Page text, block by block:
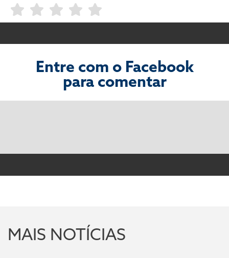
Entre com o Facebook
para comentar
MAIS NOTÍCIAS